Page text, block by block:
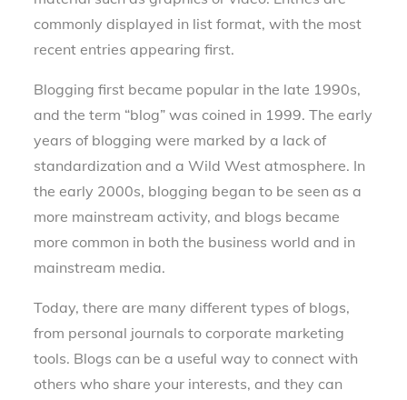
commonly displayed in list format, with the most
recent entries appearing first.
Blogging first became popular in the late 1990s,
and the term “blog” was coined in 1999. The early
years of blogging were marked by a lack of
standardization and a Wild West atmosphere. In
the early 2000s, blogging began to be seen as a
more mainstream activity, and blogs became
more common in both the business world and in
mainstream media.
Today, there are many different types of blogs,
from personal journals to corporate marketing
tools. Blogs can be a useful way to connect with
others who share your interests, and they can